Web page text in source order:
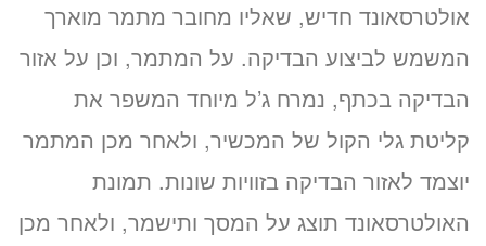
אולטרסאונד חדיש, שאליו מחובר מתמר מוארך
המשמש לביצוע הבדיקה. על המתמר, וכן על אזור
הבדיקה בכתף, נמרח ג’ל מיוחד המשפר את
קליטת גלי הקול של המכשיר, ולאחר מכן המתמר
יוצמד לאזור הבדיקה בזוויות שונות. תמונת
האולטרסאונד תוצג על המסך ותישמר, ולאחר מכן